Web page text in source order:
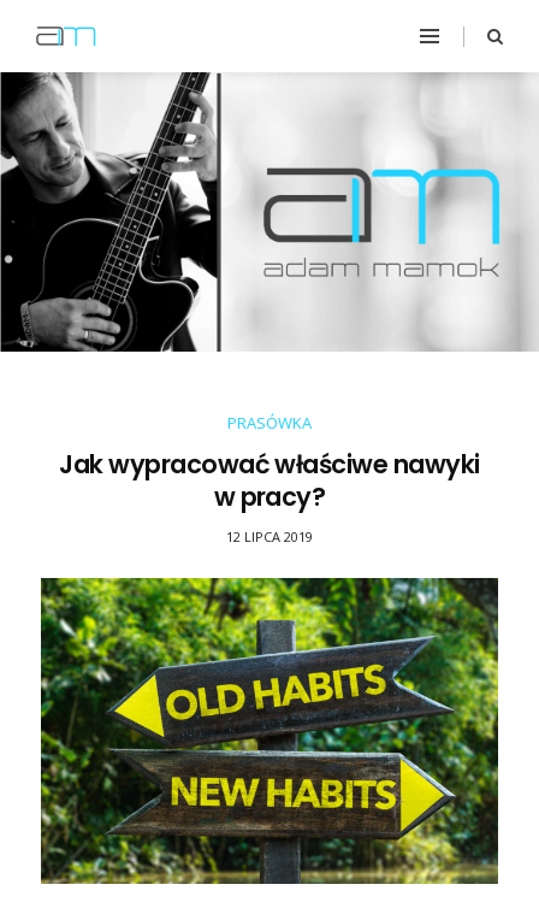
PRASÓWKA
Jak wypracować właściwe nawyki
w pracy?
12 LIPCA 2019